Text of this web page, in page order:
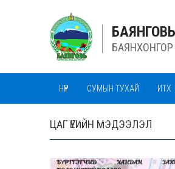
НҮҮР СУМЫН ТУХАЙ ИТХ
ОНХ-ИЙН САН ОНХС СИСТЕМ
ЦАГ ҮЕИЙН МЭДЭЭЛЭЛ